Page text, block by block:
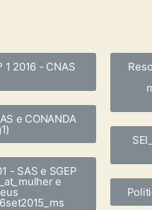
1 2016 - CNAS
e CONANDA
- SAS e SGEP
e